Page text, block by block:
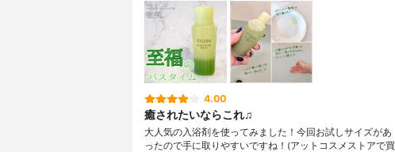
4.00
癒されたいならこれ♫
大人気の入浴剤を使ってみました！今回お試しサイズがあ
ったので手に取りやすいですね！(アットコスメストアで買